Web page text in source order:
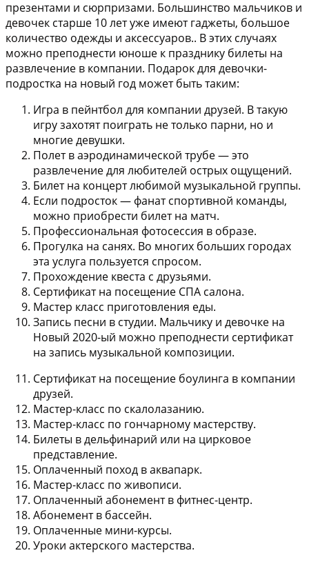
презентами и сюрпризами. Большинство мальчиков и
девочек старше 10 лет уже имеют гаджеты, большое
количество одежды и аксессуаров.. В этих случаях
можно преподнести юноше к празднику билеты на
развлечение в компании. Подарок для девочки-
подростка на новый год может быть таким:
Игра в пейнтбол для компании друзей. В такую
игру захотят поиграть не только парни, но и
многие девушки.
Полет в аэродинамической трубе — это
развлечение для любителей острых ощущений.
Билет на концерт любимой музыкальной группы.
Если подросток — фанат спортивной команды,
можно приобрести билет на матч.
Профессиональная фотосессия в образе.
Прогулка на санях. Во многих больших городах
эта услуга пользуется спросом.
Прохождение квеста с друзьями.
Сертификат на посещение СПА салона.
Мастер класс приготовления еды.
Запись песни в студии. Мальчику и девочке на
Новый 2020-ый можно преподнести сертификат
на запись музыкальной композиции.
Сертификат на посещение боулинга в компании
друзей.
Мастер-класс по скалолазанию.
Мастер-класс по гончарному мастерству.
Билеты в дельфинарий или на цирковое
представление.
Оплаченный поход в аквапарк.
Мастер-класс по живописи.
Оплаченный абонемент в фитнес-центр.
Абонемент в бассейн.
Оплаченные мини-курсы.
Уроки актерского мастерства.